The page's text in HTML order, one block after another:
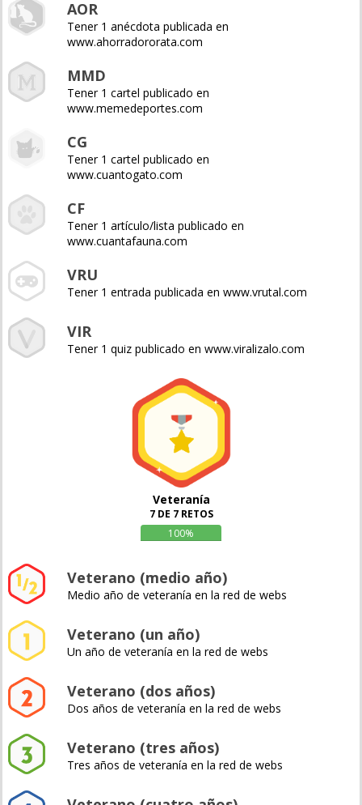
AOR
Tener 1 anécdota publicada en
www.ahorradororata.com
MMD
Tener 1 cartel publicado en
www.memedeportes.com
CG
Tener 1 cartel publicado en
www.cuantogato.com
CF
Tener 1 artículo/lista publicado en
www.cuantafauna.com
VRU
Tener 1 entrada publicada en www.vrutal.com
VIR
Tener 1 quiz publicado en www.viralizalo.com
Veteranía
7 DE 7 RETOS
100%
Veterano (medio año)
Medio año de veteranía en la red de webs
Veterano (un año)
Un año de veteranía en la red de webs
Veterano (dos años)
Dos años de veteranía en la red de webs
Veterano (tres años)
Tres años de veteranía en la red de webs